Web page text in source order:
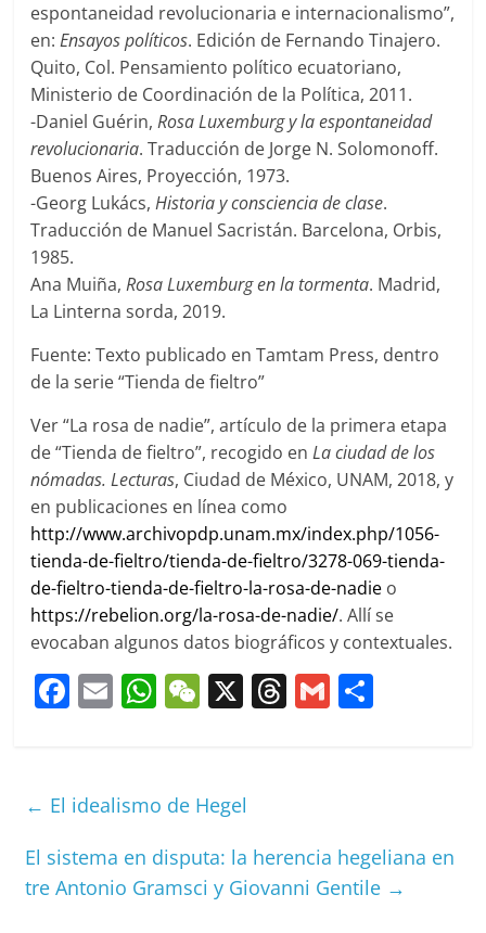
espontaneidad revolucionaria e internacionalismo”,
en:Ensayos políticos. Edición de Fernando Tinajero.
Quito, Col. Pensamiento político ecuatoriano,
Ministerio de Coordinación de la Política, 2011.
-Daniel Guérin,Rosa Luxemburg y la espontaneidad
revolucionaria. Traducción de Jorge N. Solomonoff.
Buenos Aires, Proyección, 1973.
-Georg Lukács,Historia y consciencia de clase.
Traducción de Manuel Sacristán. Barcelona, Orbis,
1985.
Ana Muiña,Rosa Luxemburg en la tormenta. Madrid,
La Linterna sorda, 2019.
Fuente: Texto publicado en Tamtam Press, dentro
de la serie “Tienda de fieltro”
Ver “La rosa de nadie”, artículo de la primera etapa
de “Tienda de fieltro”, recogido enLa ciudad de los
nómadas. Lecturas, Ciudad de México, UNAM, 2018, y
en publicaciones en línea como
http://www.archivopdp.unam.mx/index.php/1056-
tienda-de-fieltro/tienda-de-fieltro/3278-069-tienda-
de-fieltro-tienda-de-fieltro-la-rosa-de-nadie o
https://rebelion.org/la-rosa-de-nadie/. Allí se
evocaban algunos datos biográficos y contextuales.
F
e
o
o
E
l
W
s
p
p
W
h
at
X T
s
G
tir
← El idealismo de Hegel
El sistema en disputa: la herencia hegeliana en
tre Antonio Gramsci y Giovanni Gentile →